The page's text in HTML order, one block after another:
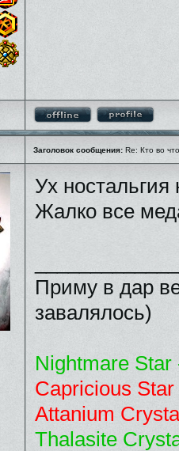
Заголовок сообщения: Re: Кто во
Ух
Жалко все
Приму в дар
завалялось)
Nightmare Star
Capricious
Attanium
Thalasite